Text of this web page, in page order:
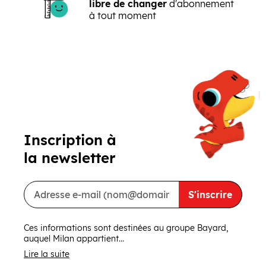
libre de changer d'abonnement
à tout moment
Inscription à
la newsletter
S'inscrire
Ces informations sont destinées au groupe Bayard,
auquel Milan appartient...
Lire la suite